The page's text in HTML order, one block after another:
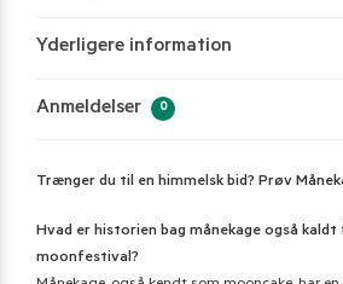
Yderligere information
Anmeldelser 0
Trænger du til en himmelsk bid? Prøv
Hvad er historien bag månekage også
moonfestival?